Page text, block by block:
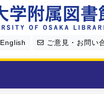
English ご意見・お問い